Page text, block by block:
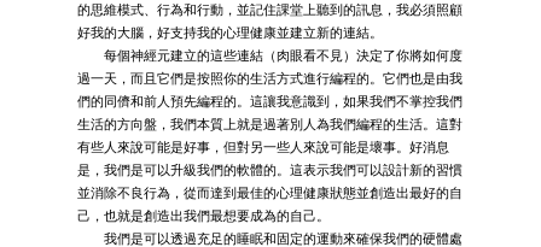
的思維模式、行為和行動，並記住課堂上聽到的訊息，我必須照顧
好我的大腦，好支持我的心理健康並建立新的連結。
每個神經元建立的這些連結（肉眼看不見）決定了你將如何度
過一天，而且它們是按照你的生活方式進行編程的。它們也是由我
們的同儕和前人預先編程的。這讓我意識到，如果我們不掌控我們
生活的方向盤，我們本質上就是過著別人為我們編程的生活。這對
有些人來說可能是好事，但對另一些人來說可能是壞事。好消息
是，我們是可以升級我們的軟體的。這表示我們可以設計新的習慣
並消除不良行為，從而達到最佳的心理健康狀態並創造出最好的自
己，也就是創造出我們最想要成為的自己。
我們是可以透過充足的睡眠和固定的運動來確保我們的硬體處